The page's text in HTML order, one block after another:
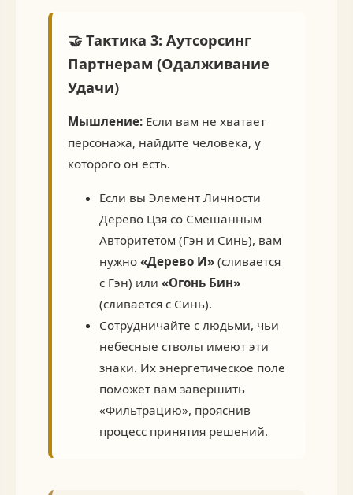
🤝 Тактика 3: Аутсорсинг
Партнерам (Одалживание
Удачи)
Мышление: Если вам не хватает
персонажа, найдите человека, у
которого он есть.
Если вы Элемент Личности
Дерево Цзя со Смешанным
Авторитетом (Гэн и Синь), вам
нужно «Дерево И» (сливается
с Гэн) или «Огонь Бин»
(сливается с Синь).
Сотрудничайте с людьми, чьи
небесные стволы имеют эти
знаки. Их энергетическое поле
поможет вам завершить
«Фильтрацию», прояснив
процесс принятия решений.